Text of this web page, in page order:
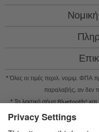
* Όλες οι τιμές περιλ. νομιμ. ΦΠΑ
παραλαβής, αν δεν
* Το λεκτικό σήμα Bluetooth® και
Bluetooth SIG, Inc. και η χρήση